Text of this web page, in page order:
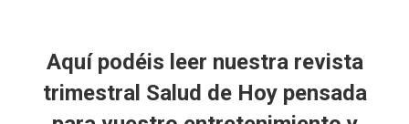
Aquí podéis leer nuestra revista
trimestral Salud de Hoy pensada